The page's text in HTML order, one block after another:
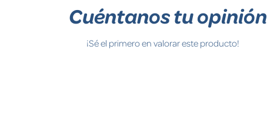
Cuéntanos tu opinión
¡Sé el primero en valorar este producto!